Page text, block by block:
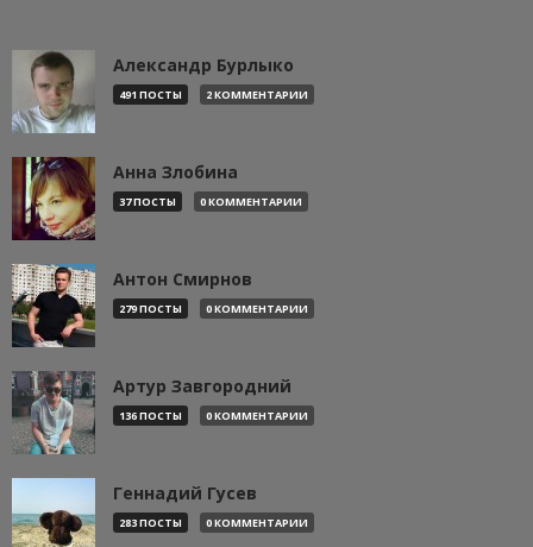
Александр Бурлыко
491 ПОСТЫ 2 КОММЕНТАРИИ
Анна Злобина
37 ПОСТЫ 0 КОММЕНТАРИИ
Антон Смирнов
279 ПОСТЫ 0 КОММЕНТАРИИ
Артур Завгородний
136 ПОСТЫ 0 КОММЕНТАРИИ
Геннадий Гусев
283 ПОСТЫ 0 КОММЕНТАРИИ